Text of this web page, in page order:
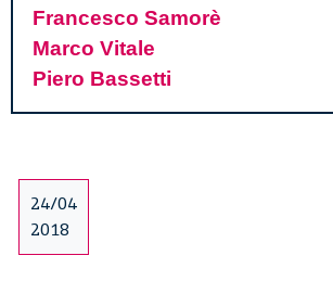
Francesco Samorè
Marco Vitale
Piero Bassetti
24/04
2018